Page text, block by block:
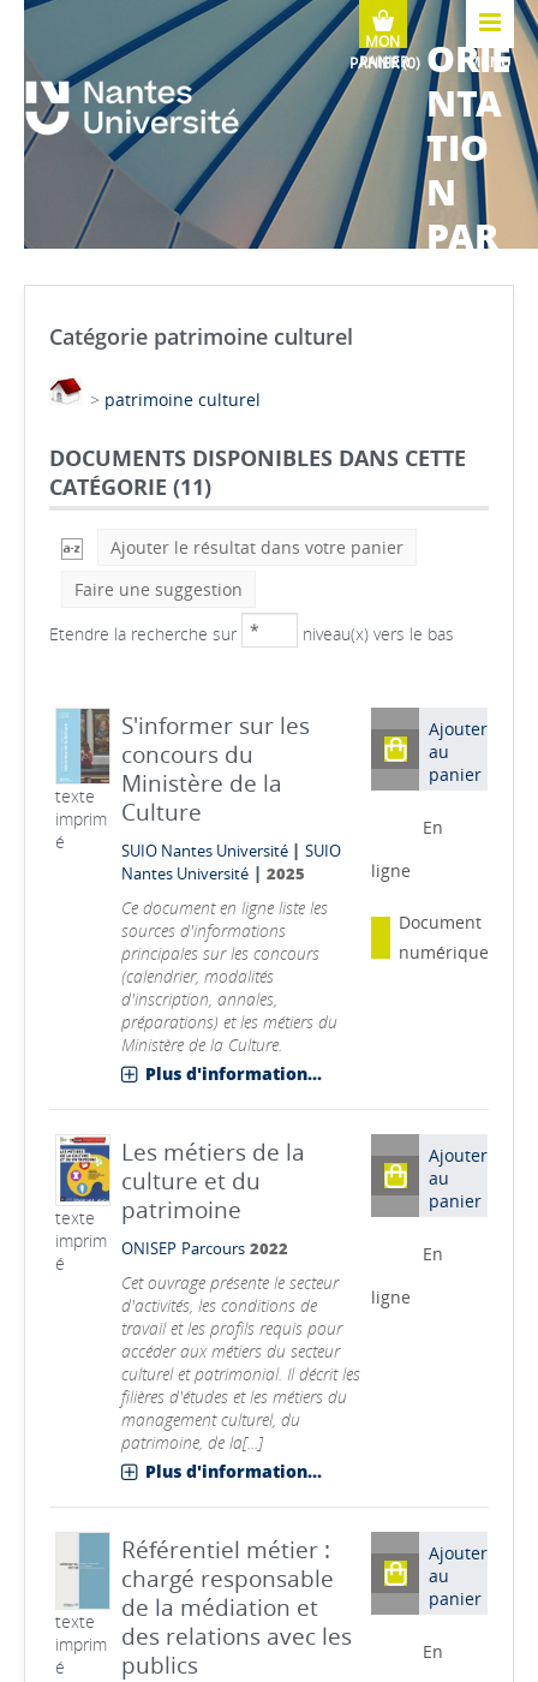
MENU
ORIE
NTA
TIO
N
PAR
COU
Catégorie patrimoine culturel
> patrimoine culturel
DOCUMENTS DISPONIBLES DANS CETTE
CATÉGORIE (11)
Ajouter le résultat dans votre panier
Faire une suggestion
Etendre la recherche sur
niveau(x) vers le bas
texte
imprim
é
S'informer sur les
concours du
Ministère de la
Culture
SUIO Nantes Université |SUIO
Nantes Université |2025
Ce document en ligne liste les
sources d'informations
principales sur les concours
(calendrier, modalités
d'inscription, annales,
préparations) et les métiers du
Ministère de la Culture.
Plus d'information...
Ajouter
au
panier
En
ligne
Document
numérique
texte
imprim
é
Les métiers de la
culture et du
patrimoine
ONISEP Parcours 2022
Cet ouvrage présente le secteur
d'activités, les conditions de
travail et les profils requis pour
accéder aux métiers du secteur
culturel et patrimonial. Il décrit les
filières d'études et les métiers du
management culturel, du
patrimoine, de la[...]
Plus d'information...
Ajouter
au
panier
En
ligne
texte
imprim
é
Référentiel métier :
chargé responsable
de la médiation et
des relations avec les
publics
Ajouter
au
panier
En